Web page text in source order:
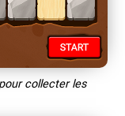
collecter les